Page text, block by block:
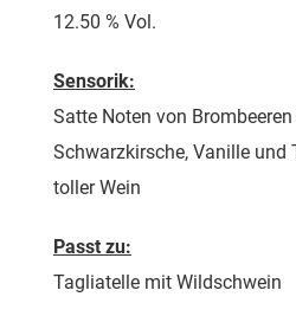
12.50 % Vol.
Sensorik:
Satte Noten von Brombeeren
Schwarzkirsche, Vanille und
toller Wein
Passt zu:
Tagliatelle mit Wildschwein